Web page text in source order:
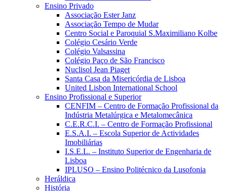
Ensino Privado
Associação Ester Janz
Associação Tempo de Mudar
Centro Social e Paroquial S.Maximiliano Kolbe
Colégio Cesário Verde
Colégio Valsassina
Colégio Paço de São Francisco
Nuclisol Jean Piaget
Santa Casa da Misericórdia de Lisboa
United Lisbon International School
Ensino Profissional e Superior
CENFIM – Centro de Formação Profissional da
Indústria Metalúrgica e Metalomecânica
C.E.R.C.I. – Centro de Formação Profissional
E.S.A.I. – Escola Superior de Actividades
Imobiliárias
I.S.E.L. – Instituto Superior de Engenharia de
Lisboa
IPLUSO – Ensino Politécnico da Lusofonia
Heráldica
História